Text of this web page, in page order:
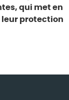
qui met en
leur protection